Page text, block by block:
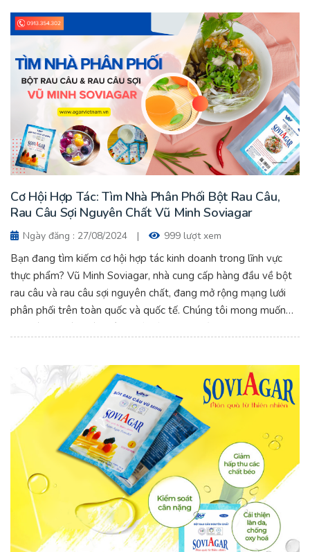
Cơ Hội Hợp Tác: Tìm Nhà Phân Phối Bột Rau Câu,
Rau Câu Sợi Nguyên Chất Vũ Minh Soviagar
Ngày đăng : 27/08/2024 | 999 lượt xem
Bạn đang tìm kiếm cơ hội hợp tác kinh doanh trong lĩnh vực
thực phẩm? Vũ Minh Soviagar, nhà cung cấp hàng đầu về bột
rau câu và rau câu sợi nguyên chất, đang mở rộng mạng lưới
phân phối trên toàn quốc và quốc tế. Chúng tôi mong muốn
Hội Hợp Tác: Tìm Nhà Phân Phối Bột Rau Câu, Rau Câu Sợi
Nguyên Chất Vũ Minh Soviagar.